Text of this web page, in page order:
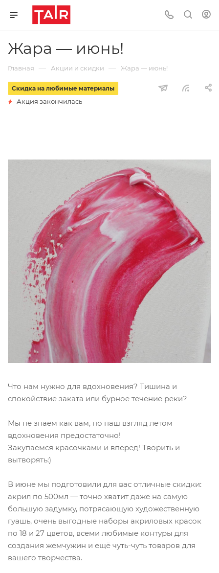
Жара — июнь!
Главная — Акции и скидки — Жара — июнь!
Скидка на любимые материалы
Акция закончилась
Что нам нужно для вдохновения? Тишина и
спокойствие заката или бурное течение реки?
Мы не знаем как вам, но наш взгляд летом
вдохновения предостаточно!
Закупаемся красочками и вперед! Творить и
вытворять:)
В июне мы подготовили для вас отличные скидки:
акрил по 500мл — точно хватит даже на самую
большую задумку, потрясающую художественную
гуашь, очень выгодные наборы акриловых красок
по 18 и 27 цветов, всеми любимые контуры для
создания жемчужин и ещё чуть-чуть товаров для
вашего творчества.